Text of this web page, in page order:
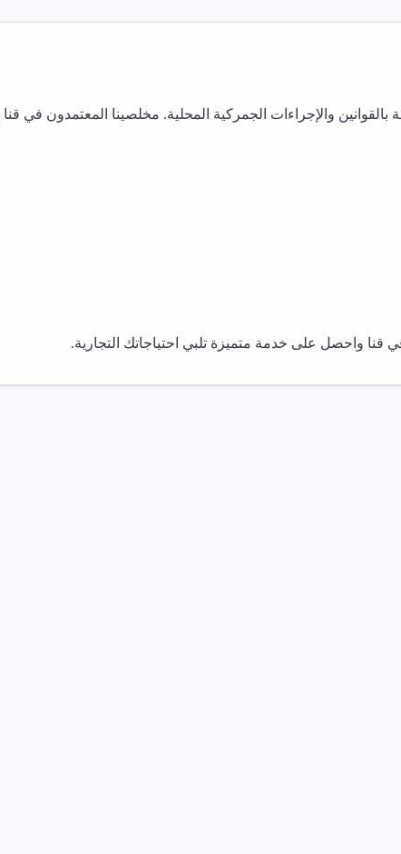
والإجراءات الجمركية المحلية. مخلصينا المعتمدون في قنا
قنا واحصل على خدمة متميزة تلبي احتياجاتك التجارية.